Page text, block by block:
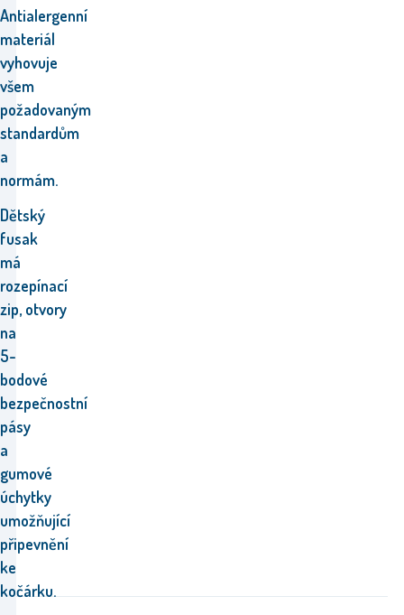
Antialergenní
materiál
vyhovuje
všem
požadovaným
standardům
a
normám.
Dětský
fusak
má
rozepínací
zip, otvory
na
5-
bodové
bezpečnostní
pásy
a
gumové
úchytky
umožňující
připevnění
ke
kočárku.